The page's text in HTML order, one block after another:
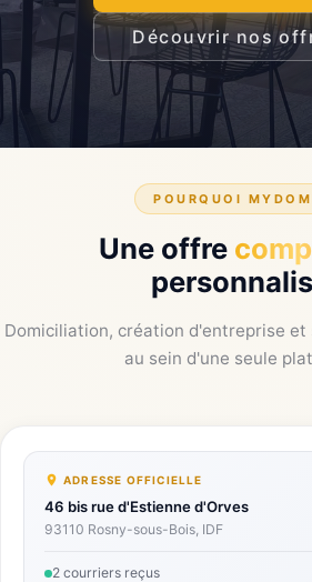
Découvrir nos
POURQUOI
Une offre
Domiciliation, création d'entreprise
au sein d'une seule
ADRESSE OFFICIELLE
46 bis rue d'Estienne d'Orves
93110 Rosny-sous-Bois, IDF
2 courriers reçus